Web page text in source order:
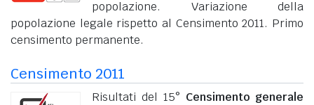
popolazione. Variazione della
popolazione legale rispetto al Censimento 2011. Primo
censimento permanente.
Censimento 2011
Risultati del 15° Censimento generale